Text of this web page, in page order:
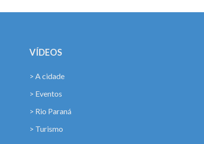
VÍDEOS
> A cidade
> Eventos
> Rio Paraná
> Turismo